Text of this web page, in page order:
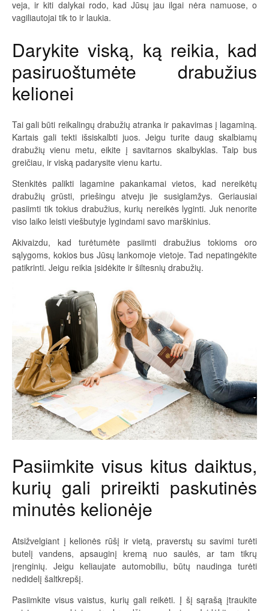
veja, ir kiti dalykai rodo, kad Jūsų jau ilgai nėra namuose, o
vagiliautojai tik to ir laukia.
Darykite viską, ką reikia, kad
pasiruoštumėte drabužius
kelionei
Tai gali būti reikalingų drabužių atranka ir pakavimas į lagaminą.
Kartais gali tekti išsiskalbti juos. Jeigu turite daug skalbiamų
drabužių vienu metu, eikite į savitarnos skalbyklas. Taip bus
greičiau, ir viską padarysite vienu kartu.
Stenkitės palikti lagamine pakankamai vietos, kad nereikėtų
drabužių grūsti, priešingu atveju jie susiglamžys. Geriausiai
pasiimti tik tokius drabužius, kurių nereikės lyginti. Juk nenorite
viso laiko leisti viešbutyje lygindami savo marškinius.
Akivaizdu, kad turėtumėte pasiimti drabužius tokioms oro
sąlygoms, kokios bus Jūsų lankomoje vietoje. Tad nepatingėkite
patikrinti. Jeigu reikia įsidėkite ir šiltesnių drabužių.
Pasiimkite visus kitus daiktus,
kurių gali prireikti paskutinės
minutės kelionėje
Atsižvelgiant į kelionės rūšį ir vietą, praverstų su savimi turėti
butelį vandens, apsauginį kremą nuo saulės, ar tam tikrų
įrenginių. Jeigu keliaujate automobiliu, būtų naudinga turėti
nedidelį šaltkrepšį.
Pasiimkite visus vaistus, kurių gali reikėti. Į šį sąrašą įtraukite